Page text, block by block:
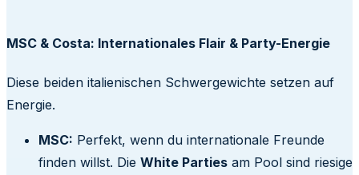
MSC & Costa: Internationales Flair & Party-Energie
Diese beiden italienischen Schwergewichte setzen auf
Energie.
MSC: Perfekt, wenn du internationale Freunde
finden willst. Die White Parties am Pool sind riesige